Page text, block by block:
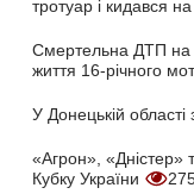
тротуар і кидався
Смертельна ДТП на
життя 16-річного
У Донецькій
«Агрон», «Дністер»
Кубку України